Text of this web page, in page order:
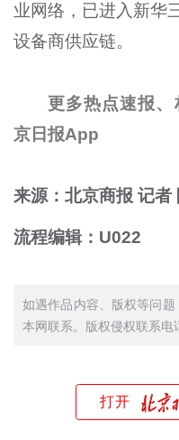
业网络，已进入新华
设备商供应链。
更多热点速报
京日报App
来源：北京商报 记者
流程编辑：U022
如遇作品内容、版权等问
本网联系。版权侵权联系
打开